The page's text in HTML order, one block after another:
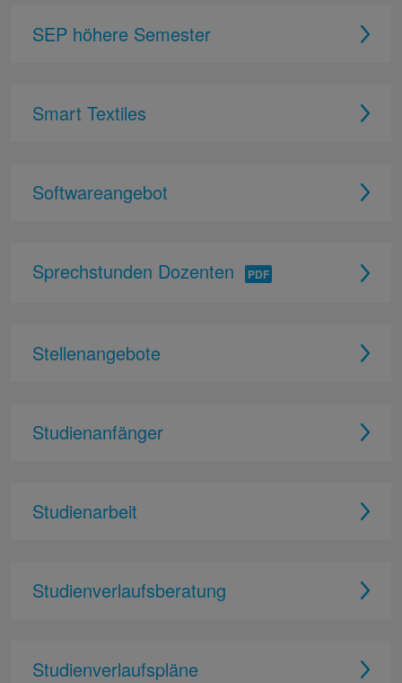
SEP höhere Semester
Smart Textiles
Softwareangebot
Sprechstunden Dozenten
Stellenangebote
Studienanfänger
Studienarbeit
Studienverlaufsberatung
Studienverlaufspläne